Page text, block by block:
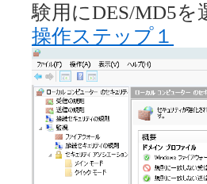
験用にDES/MD5を
操作ステップ１